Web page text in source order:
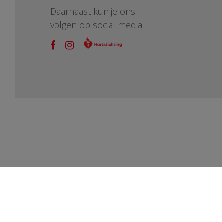
Daarnaast kun je ons
volgen op social media